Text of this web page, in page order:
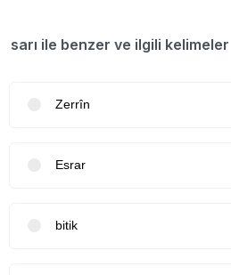
sarı ile benzer ve ilgili kelimeler
Zerrîn
Esrar
bitik